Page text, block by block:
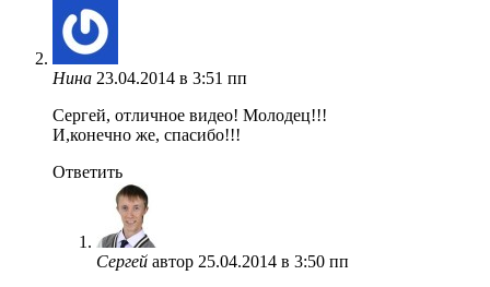
Нина 23.04.2014 в 3:51 пп
Сергей, отличное видео! Молодец!!!
И,конечно же, спасибо!!!
Ответить
Сергей автор 25.04.2014 в 3:50 пп